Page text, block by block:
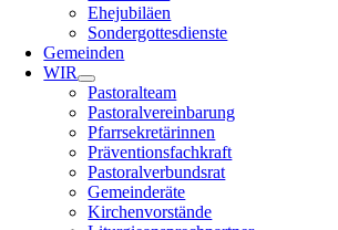
Ehejubiläen
Sondergottesdienste
Gemeinden
WIR
Pastoralteam
Pastoralvereinbarung
Pfarrsekretärinnen
Präventionsfachkraft
Pastoralverbundsrat
Gemeinderäte
Kirchenvorstände